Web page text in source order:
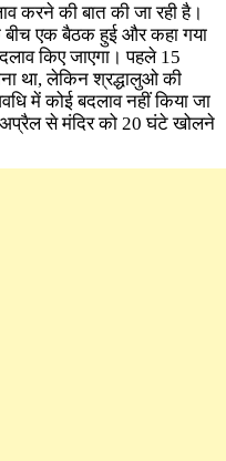
करने की बात की जा रही है।
बीच एक बैठक हुई और कहा गया
किए जाएगा। पहले 15
था, लेकिन श्रद्धालुओ की
में कोई बदलाव नहीं किया जा
से मंदिर को 20 घंटे खोलने